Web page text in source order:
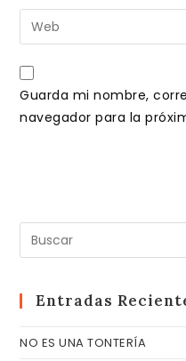
de
usuario
para
comentar
dirección
de
electrónico
para
comentar
Introduce
la
URL
de
Guarda mi nombre,
navegador para la
Entradas
NO ES UNA TONTERÍA